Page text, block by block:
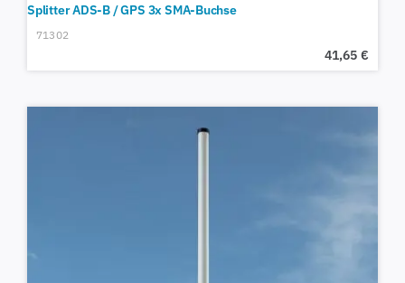
Splitter ADS-B / GPS 3x SMA-Buchse
71302
41,65 €